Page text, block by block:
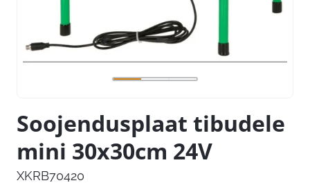
Soojendusplaat tibudele
mini 30x30cm 24V
XKRB70420